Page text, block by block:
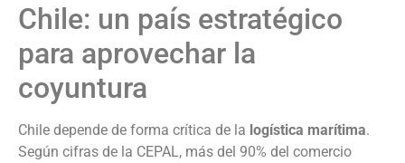
Chile: un país estratégico
para aprovechar la
coyuntura
Chile depende de forma crítica de la logística marítima.
Según cifras de la CEPAL, más del 90% del comercio